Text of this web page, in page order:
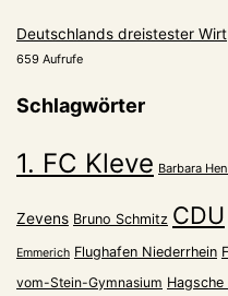
Deutschlands dreistester Wirt
659 Aufrufe
Schlagwörter
1. FC Kleve Barbara
Zevens Bruno Schmitz CDU
Emmerich Flughafen Niederrhein
vom-Stein-Gymnasium